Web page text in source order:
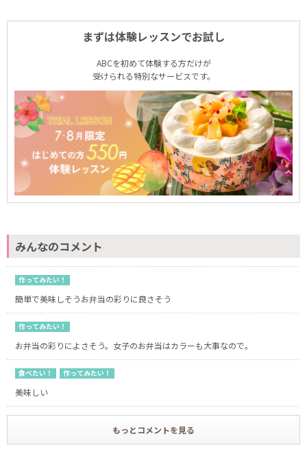
まずは体験レッスンでお試し
ABCを初めて体験する方だけが
受けられる特別なサービスです。
みんなのコメント
作ってみたい！
簡単で美味しそうお弁当の彩りに良さそう
作ってみたい！
お弁当の彩りによさそう。女子のお弁当はカラーも大事なので。
食べたい！ 作ってみたい！
美味しい
もっとコメントを見る